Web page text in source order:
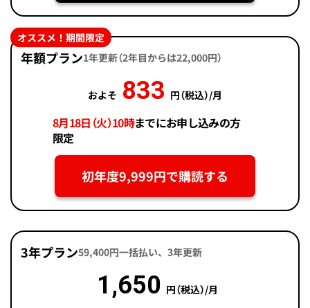
年額プラン1年更新（2年目からは22,000円）
およそ 833 円（税込）/月
8月18日（火）10時までにお申し込みの方
限定
初年度9,999円で購読する
オススメ！期間限定
3年プラン59,400円一括払い、3年更新
1,650 円（税込）/月